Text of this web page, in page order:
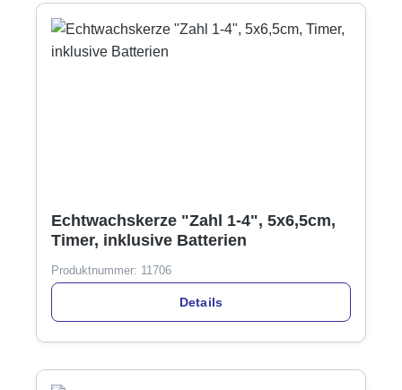
Echtwachskerze "Zahl 1-4", 5x6,5cm,
Timer, inklusive Batterien
Produktnummer: 11706
Details